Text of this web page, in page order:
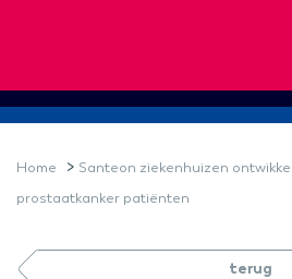
Home > Santeon ziekenhuizen
prostaatkanker patiënten
terug